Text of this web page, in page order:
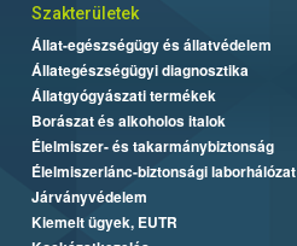
Szakterületek
Állat-egészségügy és állatvédelem
Állategészségügyi diagnosztika
Állatgyógyászati termékek
Borászat és alkoholos italok
Élelmiszer- és takarmánybiztonság
Élelmiszerlánc-biztonsági laborhálózat
Járványvédelem
Kiemelt ügyek, EUTR